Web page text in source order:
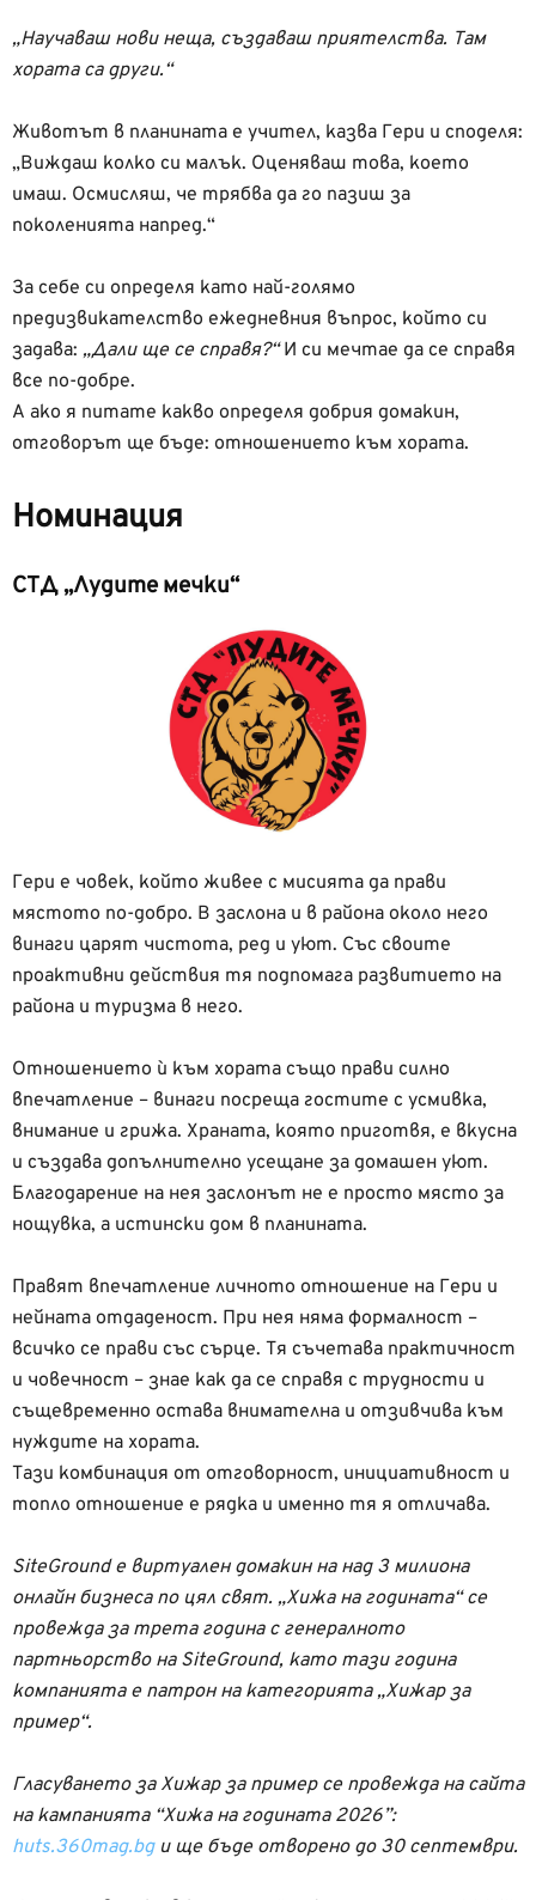
„Научаваш нови неща, създаваш приятелства. Там
хората са други.“
Животът в планината е учител, казва Гери и споделя:
„Виждаш колко си малък. Оценяваш това, което
имаш. Осмисляш, че трябва да го пазиш за
поколенията напред.“
За себе си определя като най-голямо
предизвикателство ежедневния въпрос, който си
задава: „Дали ще се справя?“И си мечтае да се справя
все по-добре.
А ако я питате какво определя добрия домакин,
отговорът ще бъде: отношението към хората.
Номинация
СТД „Лудите мечки“
Гери е човек, който живее с мисията да прави
мястото по-добро. В заслона и в района около него
винаги царят чистота, ред и уют. Със своите
проактивни действия тя подпомага развитието на
района и туризма в него.
Отношението ѝ към хората също прави силно
впечатление – винаги посреща гостите с усмивка,
внимание и грижа. Храната, която приготвя, е вкусна
и създава допълнително усещане за домашен уют.
Благодарение на нея заслонът не е просто място за
нощувка, а истински дом в планината.
Правят впечатление личното отношение на Гери и
нейната отдаденост. При нея няма формалност –
всичко се прави със сърце. Тя съчетава практичност
и човечност – знае как да се справя с трудности и
същевременно остава внимателна и отзивчива към
нуждите на хората.
Тази комбинация от отговорност, инициативност и
топло отношение е рядка и именно тя я отличава.
SiteGround e виртуален домакин на над 3 милиона
онлайн бизнеса по цял свят. „Хижа на годината“ се
провежда за трета година с генералното
партньорство на SiteGround, като тази година
компанията е патрон на категорията „Хижар за
пример“.
Гласуването за Хижар за пример се провежда на сайта
на кампанията “Хижа на годината 2026”:
huts.360mag.bgи ще бъде отворено до 30 септември.